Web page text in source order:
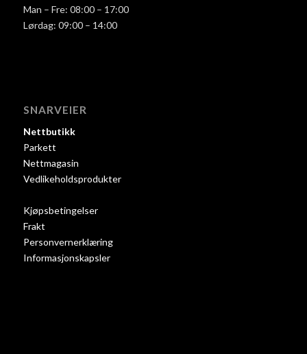
Man – Fre: 08:00 – 17:00
Lørdag: 09:00 – 14:00
SNARVEIER
Nettbutikk
Parkett
Nettmagasin
Vedlikeholdsprodukter
Kjøpsbetingelser
Frakt
Personvernerklæring
Informasjonskapsler